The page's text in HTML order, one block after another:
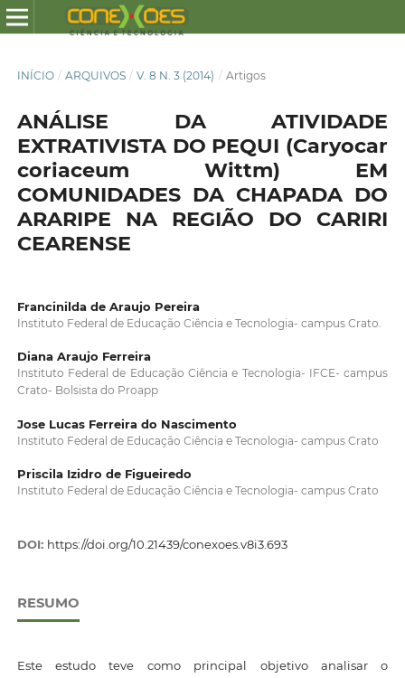
INÍCIO / ARQUIVOS / V. 8 N. 3 (2014) / Artigos
ANÁLISE DA ATIVIDADE
EXTRATIVISTA DO PEQUI (Caryocar
coriaceum Wittm) EM
COMUNIDADES DA CHAPADA DO
ARARIPE NA REGIÃO DO CARIRI
CEARENSE
Francinilda de Araujo Pereira
Instituto Federal de Educação Ciência e Tecnologia- campus Crato.
Diana Araujo Ferreira
Instituto Federal de Educação Ciência e Tecnologia- IFCE- campus
Crato- Bolsista do Proapp
Jose Lucas Ferreira do Nascimento
Instituto Federal de Educação Ciência e Tecnologia- campus Crato
Priscila Izidro de Figueiredo
Instituto Federal de Educação Ciência e Tecnologia- campus Crato
DOI: https://doi.org/10.21439/conexoes.v8i3.693
RESUMO
Este estudo teve como principal objetivo analisar o